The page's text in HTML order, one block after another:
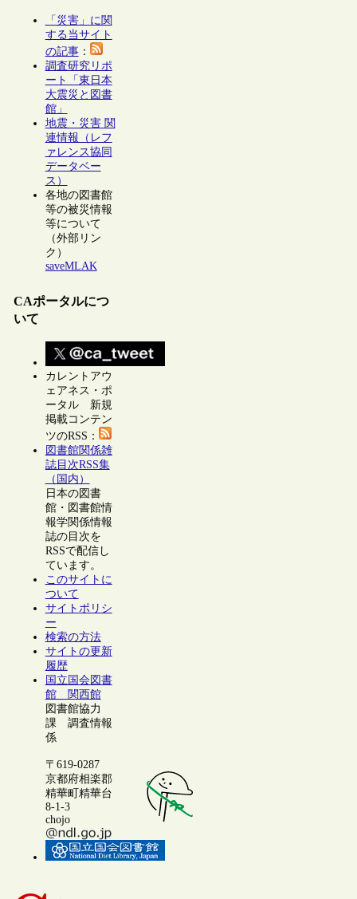
「災害」に関
する当サイト
の記事：
調査研究リポ
ート「東日本
大震災と図書
館」
地震・災害 関
連情報（レフ
ァレンス協同
データベー
ス）
各地の図書館
等の被災情報
等について
（外部リン
ク）
saveMLAK
CAポータルにつ
いて
カレントアウ
ェアネス・ポ
ータル 新規
掲載コンテン
ツのRSS：
図書館関係雑
誌目次RSS集
（国内）
日本の図書
館・図書館情
報学関係情報
誌の目次を
RSSで配信し
ています。
このサイトに
ついて
サイトポリシ
ー
検索の方法
サイトの更新
履歴
国立国会図書
館 関西館
図書館協力
課 調査情報
係
〒619-0287
京都府相楽郡
精華町精華台
8-1-3
chojo